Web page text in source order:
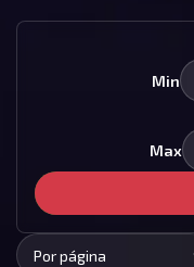
Min
Max
Por página